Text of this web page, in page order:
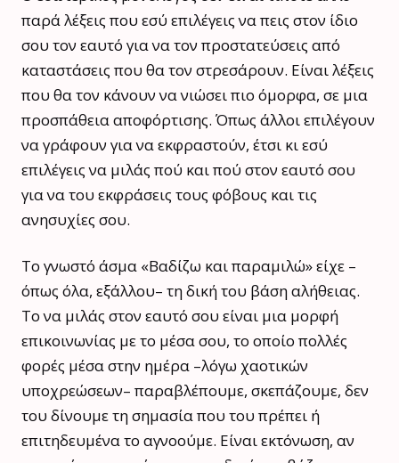
παρά λέξεις που εσύ επιλέγεις να πεις στον ίδιο
σου τον εαυτό για να τον προστατεύσεις από
καταστάσεις που θα τον στρεσάρουν. Είναι λέξεις
που θα τον κάνουν να νιώσει πιο όμορφα, σε μια
προσπάθεια αποφόρτισης. Όπως άλλοι επιλέγουν
να γράφουν για να εκφραστούν, έτσι κι εσύ
επιλέγεις να μιλάς πού και πού στον εαυτό σου
για να του εκφράσεις τους φόβους και τις
ανησυχίες σου.
Το γνωστό άσμα «Βαδίζω και παραμιλώ» είχε –
όπως όλα, εξάλλου– τη δική του βάση αλήθειας.
Το να μιλάς στον εαυτό σου είναι μια μορφή
επικοινωνίας με το μέσα σου, το οποίο πολλές
φορές μέσα στην ημέρα –λόγω χαοτικών
υποχρεώσεων– παραβλέπουμε, σκεπάζουμε, δεν
του δίνουμε τη σημασία που του πρέπει ή
επιτηδευμένα το αγνοούμε. Είναι εκτόνωση, αν